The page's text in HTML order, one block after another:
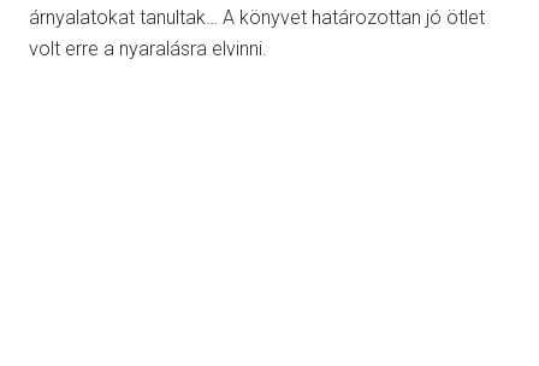
árnyalatokat tanultak… A könyvet határozottan jó ötlet
volt erre a nyaralásra elvinni.